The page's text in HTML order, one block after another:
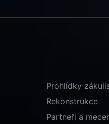
Prohlídky
Rekonstrukce
Partneři a